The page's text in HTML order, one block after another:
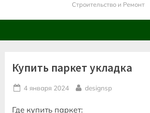
Строительство и Ремонт
Купить паркет укладка
Posted
4 января 2024 By
designsp
Где купить паркет: